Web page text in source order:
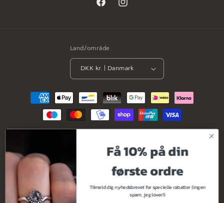
FacebookInstagram
Land/område
DKK kr. | Danmark
Betalingsmetoder
Politik om beskyttelse af persondata Servicevilkår Leveringspolitik
Kontaktinformation
Få 10% på din
første ordre
Tilmeld dig nyhedsbrevet for specielle rabatter (ingen
spam, jeg lover!)